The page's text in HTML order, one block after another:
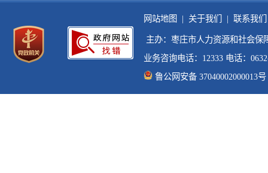
网站地图 | 关于我们 | 联系我
主办：枣庄市人力资源和社会
业务咨询电话：12333 电话：
鲁公网安备 37040002000013号